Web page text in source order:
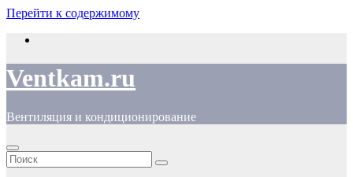
Перейти к содержимому
Ventkam.ru
Вентиляция и кондиционирование